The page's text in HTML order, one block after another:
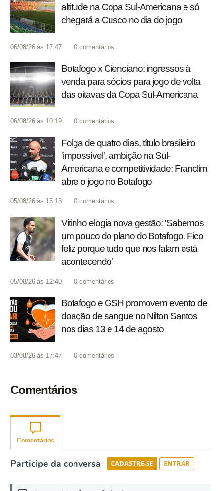
altitude na Copa Sul-Americana e só
chegará a Cusco no dia do jogo
06/08/26 às 17:47 0 comentários
Botafogo x Cienciano: ingressos à
venda para sócios para jogo de volta
das oitavas da Copa Sul-Americana
06/08/26 às 10:19 0 comentários
Folga de quatro dias, título brasileiro
'impossível', ambição na Sul-
Americana e competitividade: Franclim
abre o jogo no Botafogo
05/08/26 às 15:13 0 comentários
Vitinho elogia nova gestão: 'Sabemos
um pouco do plano do Botafogo. Fico
feliz porque tudo que nos falam está
acontecendo'
05/08/26 às 12:40 0 comentários
Botafogo e GSH promovem evento de
doação de sangue no Nilton Santos
nos dias 13 e 14 de agosto
03/08/26 às 17:47 0 comentários
Comentários